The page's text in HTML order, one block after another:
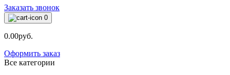
Заказать звонок
0
0.00руб.
Оформить заказ
Все категории